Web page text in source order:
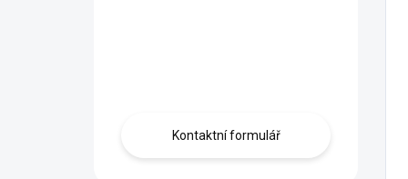
Kontaktní formulář